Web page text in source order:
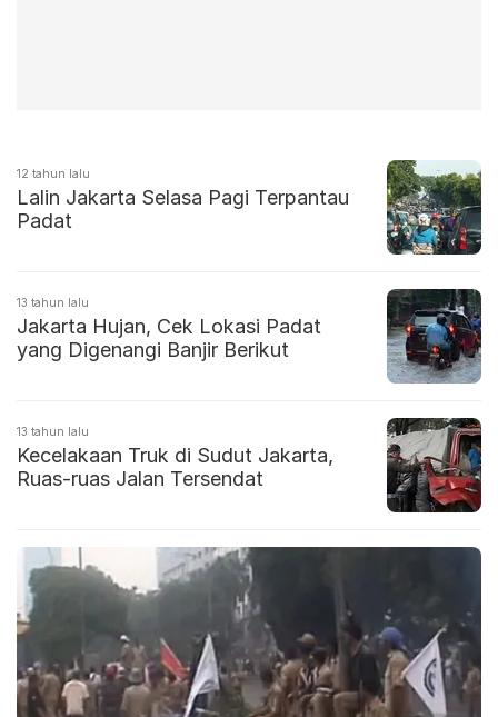
12 tahun lalu
Lalin Jakarta Selasa Pagi Terpantau
Padat
13 tahun lalu
Jakarta Hujan, Cek Lokasi Padat
yang Digenangi Banjir Berikut
13 tahun lalu
Kecelakaan Truk di Sudut Jakarta,
Ruas-ruas Jalan Tersendat